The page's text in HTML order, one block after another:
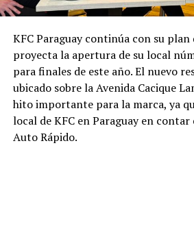
KFC Paraguay continúa con su plan
proyecta la apertura de su local
para finales de este año. El nuevo
ubicado sobre la Avenida Cacique
hito importante para la marca, ya
local de KFC en Paraguay en
Auto Rápido.